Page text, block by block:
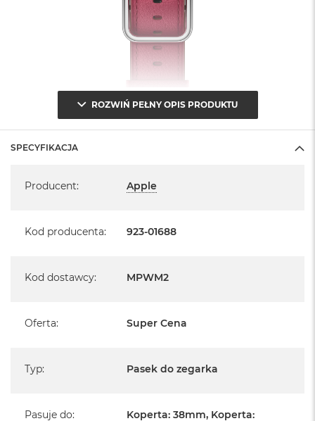
N
o
2
M
B
A
B
ROZWIŃ PEŁNY OPIS PRODUKTU
SPECYFIKACJA
Producent: Apple
Kod producenta: 923-01688
Kod dostawcy: MPWM2
Oferta: Super Cena
Typ: Pasek do zegarka
Pasuje do:
Koperta: 38mm, Koperta: